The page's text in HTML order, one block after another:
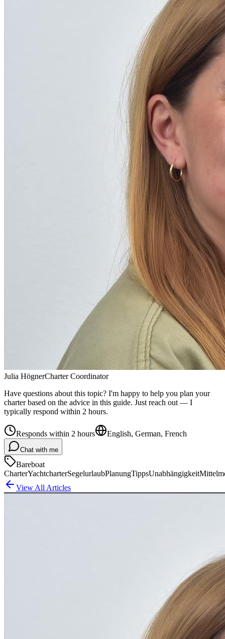
Julia HögnerCharter Coordinator
Have questions about this topic? I'm happy to help you plan your
charter based on the advice in this guide. Just reach out — I
typically respond within 2 hours.
Responds within 2 hours English, German, French
Chat with me
Bareboat
CharterYachtcharterSegelurlaubPlanungTippsUnabhängigkeit
View All Articles